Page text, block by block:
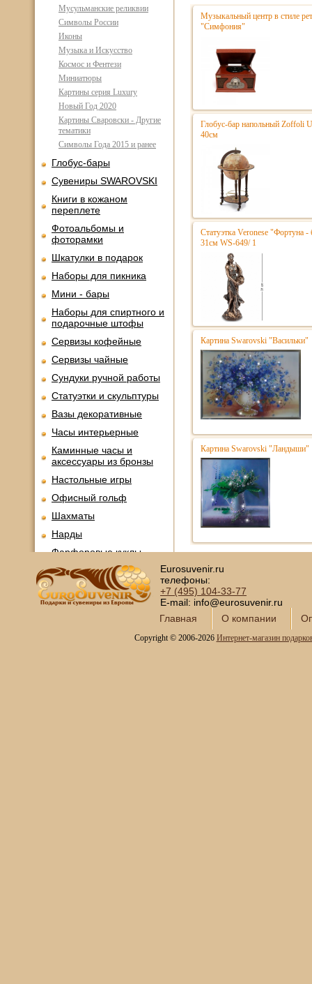
Мусульманские реликвии
Символы России
Иконы
Музыка и Искусство
Космос и Фентези
Миниатюры
Картины серия Luxury
Новый Год 2020
Картины Сваровски - Другие
тематики
Символы Года 2015 и ранее
Глобус-бары
Сувениры SWAROVSKI
Книги в кожаном
переплете
Фотоальбомы и
фоторамки
Шкатулки в подарок
Наборы для пикника
Мини - бары
Наборы для спиртного и
подарочные штофы
Сервизы кофейные
Сервизы чайные
Сундуки ручной работы
Статуэтки и скульптуры
Вазы декоративные
Часы интерьерные
Каминные часы и
аксессуары из бронзы
Настольные игры
Офисный гольф
Шахматы
Нарды
Фарфоровые куклы
Из России с любовью
Подзорные трубы и
оптика
Копии огнестрельного
Музыкальный центр в стиле
"Симфония"
Глобус-бар напольный Zoffoli
40см
Статуэтка Veronese "Фортуна
31см WS-649/ 1
Картина Swarovski "Васильки"
Картина Swarovski "Ландыши"
Eurosuvenir.ru
телефоны:
+7 (495) 104-33-77
E-mail: info@eurosuvenir.ru
Главная
О компании
Copyright © 2006-2026 Интернет-магазин